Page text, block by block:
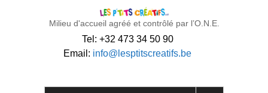
Milieu d'accueil agréé et contrôlé par l’O.N.E.
Tel: +32 473 34 50 90
Email: info@lesptitscreatifs.be